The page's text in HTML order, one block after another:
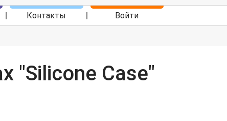
Контакты Войти
"Silicone Case"